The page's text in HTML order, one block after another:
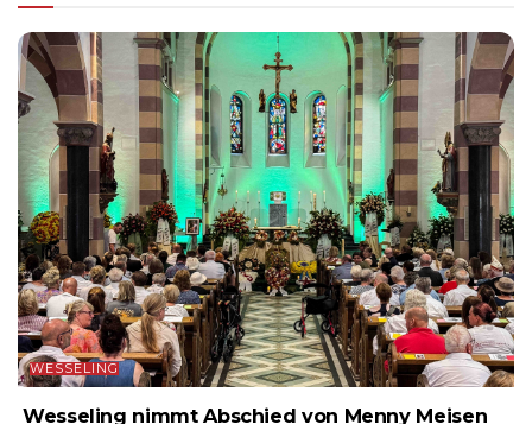
WESSELING
Wesseling nimmt Abschied von Menny Meisen